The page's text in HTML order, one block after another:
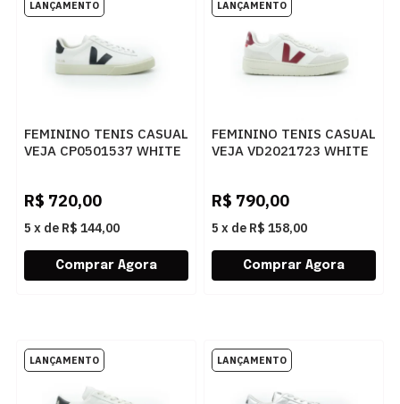
FEMININO TENIS CASUAL
VEJA CP0501537 WHITE
R$ 720,00
5 x de R$ 144,00
FEMININO TENIS CASUAL
VEJA VD2021723 WHITE
R$ 790,00
5 x de R$ 158,00